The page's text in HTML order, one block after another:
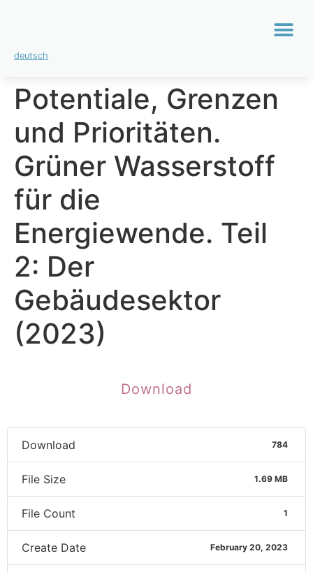
deutsch
Potentiale, Grenzen
und Prioritäten.
Grüner Wasserstoff
für die
Energiewende. Teil
2: Der
Gebäudesektor
(2023)
Download
Download 784
File Size 1.69 MB
File Count 1
Create Date February 20, 2023